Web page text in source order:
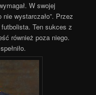
W swojej
nie wystarczało”. Przez
futbolista. Ten sukces z
również poza niego.